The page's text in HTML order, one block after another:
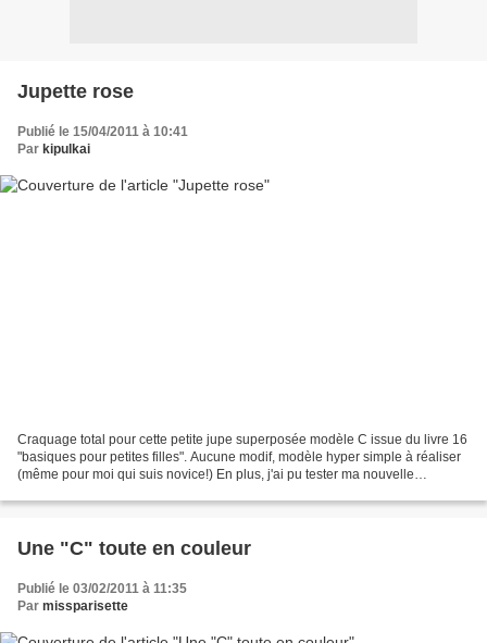
Jupette rose
Publié le 15/04/2011 à 10:41
Par kipulkai
Craquage total pour cette petite jupe superposée modèle C issue du livre 16
"basiques pour petites filles". Aucune modif, modèle hyper simple à réaliser
(même pour moi qui suis novice!) En plus, j'ai pu tester ma nouvelle
Une "C" toute en couleur
Publié le 03/02/2011 à 11:35
Par missparisette